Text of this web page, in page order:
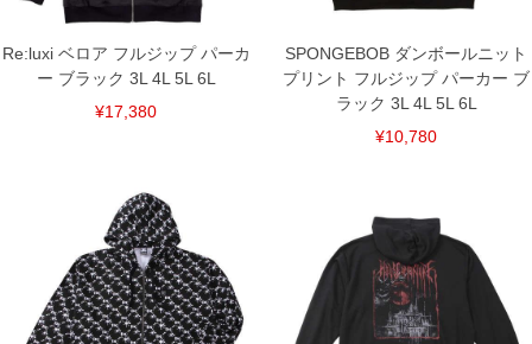
※【ボトムの裾上げをご希望の場合】
裾上げ料金は500円+税となります。
備考欄に股下●cmとご記入下さい。（裾上げ無料対象商品は1本につき税込6,000円以
上の品が対象。1本5,999円以下の商品は有料（500円+税）となります。）
出荷まで約1週間～20日間程お時間を頂く場合がございます。
尚、裾上げした商品は返品・交換不可となりますので、予めご了承下さい。
一部、お直しに対応出来ない商品がございます。(例：裾にファスナーや調節ひもが付
ンピュータ画面）によって、商品の色味が若干異なる場合がございます。予めご了承
※当店での掲載商品は、実店鋪と在庫を共用しておりますので店頭での売り違い、店
舗からのお取り寄せ等により、お客様にご迷惑をお掛けしてしまう場合がございま
す。そのようなことがない様最大限に努めておりますが、もしあった場合速やかにご
連絡させて頂きますので予めご了承ください。
Re:luxi ベロア フルジップ パーカ
ー ブラック 3L 4L 5L 6L
¥17,380
SPONGEBOB ダンボールニット
プリント フルジップ パーカー ブ
ラック 3L 4L 5L 6L
¥10,780